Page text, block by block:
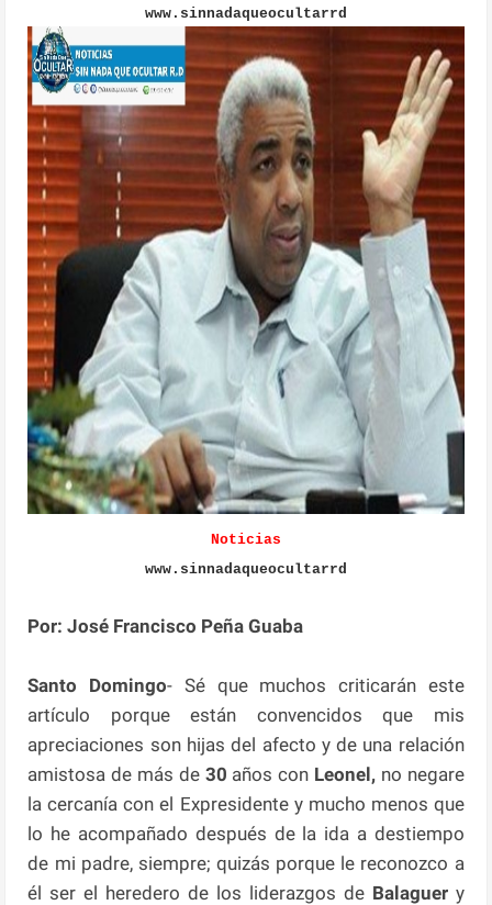
www.sinnadaqueocultarrd
Noticias
www.sinnadaqueocultarrd
Por: José Francisco Peña Guaba
Santo Domingo- Sé que muchos criticarán este
artículo porque están convencidos que mis
apreciaciones son hijas del afecto y de una relación
amistosa de más de30 años con Leonel,no negare
la cercanía con el Expresidente y mucho menos que
lo he acompañado después de la ida a destiempo
de mi padre, siempre; quizás porque le reconozco a
él ser el heredero de los liderazgos deBalaguery